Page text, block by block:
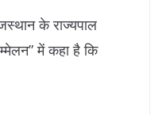
के राज्यपाल
में कहा है कि